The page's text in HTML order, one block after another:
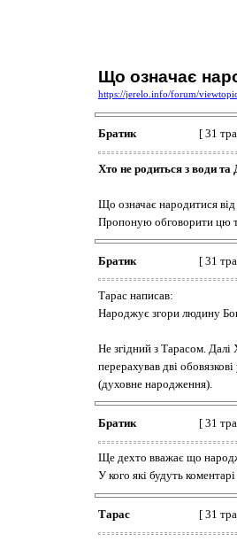
Що означає
https://jerelo.info/forum/
Братик [ 31
Хто не родиться з води
Що означає народитися
Пропоную обговорити цю
Братик [ 31
Тарас написав:
Народжує згори людину
Не згідний з Тарасом.
перерахував дві
(духовне народження).
Братик [ 31
Ще дехто вважає що
У кого які будуть
Тарас [ 31